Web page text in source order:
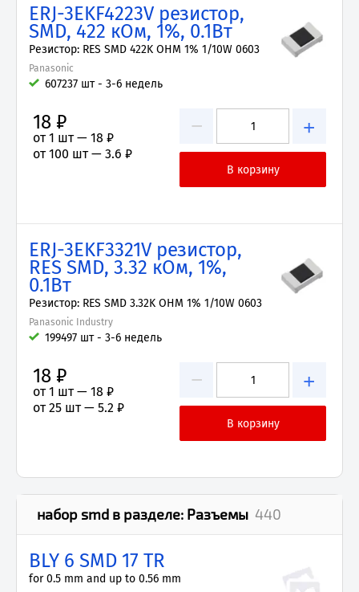
ERJ-3EKF4223V резистор,
SMD, 422 кОм, 1%, 0.1Вт
Резистор: RES SMD 422K OHM 1% 1/10W 0603
Panasonic
607237 шт - 3-6 недель
− +
18 ₽
от 1 шт — 18 ₽
от 100 шт — 3.6 ₽
ERJ-3EKF3321V резистор,
RES SMD, 3.32 кОм, 1%,
0.1Вт
Резистор: RES SMD 3.32K OHM 1% 1/10W 0603
Panasonic Industry
199497 шт - 3-6 недель
− +
18 ₽
от 1 шт — 18 ₽
от 25 шт — 5.2 ₽
набор smd в разделе: Разъемы 440
BLY 6 SMD 17 TR
for 0.5 mm and up to 0.56 mm